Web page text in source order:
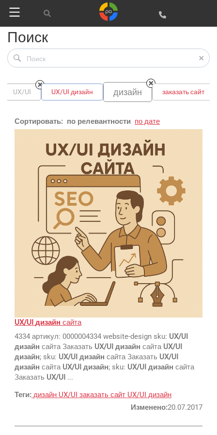
Поиск
UX/UI UX/UI дизайн дизайн заказать сайт
Сортировать: по релевантности по дате
UX/UI дизайн сайта
4334 артикул: 0000004334 website-design sku: UX/UI
дизайн сайта Заказать UX/UI дизайн сайта UX/UI
дизайн; sku: UX/UI дизайн сайта Заказать UX/UI
дизайн сайта UX/UI дизайн; sku: UX/UI дизайн сайта
Заказать UX/UI ...
Теги: дизайн UX/UI заказать сайт UX/UI дизайн
Изменено:20.07.2017
Реклама и продвижение
SMM
AI Automation
Разработка сайтов
Цифра и офсет
Телевидение
Аудио и звукозапись
Регистрация